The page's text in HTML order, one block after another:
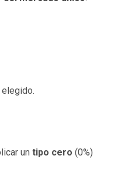
un tipo cero (0%)